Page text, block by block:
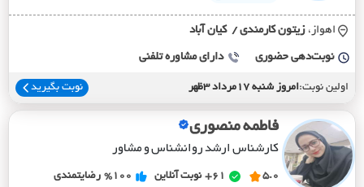
اهواز، زيتون کارمندي / کيان آباد
نوبت‌دهی حضوری دارای مشاوره تلفنی
اولین نوبت:امروز شنبه 17مرداد 3ظهر نوبت بگیرید
فاطمه منصوری
کارشناس ارشد روانشناس و مشاور
5.0
61+ نوبت آنلاین %100 رضایتمندی